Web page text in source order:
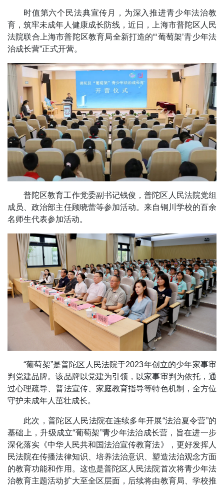
时值第六个民法典宣传月，为深入推进青少年法治教
育，筑牢未成年人健康成长防线，近日，上海市普陀区人民
法院联合上海市普陀区教育局全新打造的“‘葡萄架’青少年法
治成长营”正式开营。
普陀区教育工作党委副书记钱俊，普陀区人民法院党组
成员、政治部主任顾晓蕾等参加活动。来自铜川学校的百余
名师生代表参加活动。
“葡萄架”是普陀区人民法院于2023年创立的少年家事审
判党建品牌。该品牌以党建为引领，以家事审判为依托，通
过心理疏导、普法宣传、家庭教育指导等特色机制，全方位
守护未成年人茁壮成长。
此次，普陀区人民法院在连续多年开展“法治夏令营”的
基础上，升级成立“葡萄架”青少年法治成长营，旨在进一步
深化落实《中华人民共和国法治宣传教育法》，更好发挥人
民法院在传播法律知识、培养法治意识、塑造法治观念方面
的教育功能和作用。这也是普陀区人民法院首次将青少年法
治教育主题活动扩大至全区层面，后续将由教育局、学校推